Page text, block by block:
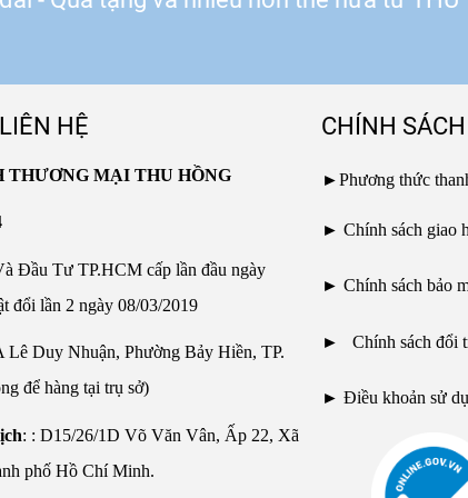
HỆ
THƯƠNG MẠI THU HỒNG
Đầu Tư TP.HCM cấp lần đầu ngày
đổi lần 2 ngày 08/03/2019
Lê Duy Nhuận, Phường Bảy Hiền, TP.
để hàng tại trụ sở)
: : D15/26/1D Võ Văn Vân, Ấp 22, Xã
phố Hồ Chí Minh.
CHÍNH
►Phương thức
► Chính sách giao
► Chính sách bảo
► Chính sách đổi
► Điều khoản sử